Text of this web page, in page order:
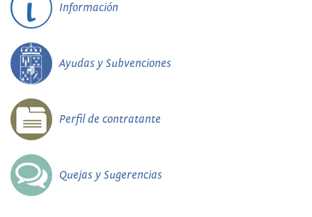
Información
Ayudas y Subvenciones
Perfil de contratante
Quejas y Sugerencias